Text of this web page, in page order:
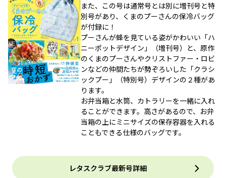
また、この号は通常号とは別に増刊号と特
別号があり、くまのプーさんの保冷バッグ
が付録に！
プーさんが蜂を見ている姿がかわいい「ハ
ニーポットデザイン」（増刊号）と、原作
のくまのプーさんやクリストファー・ロビ
ンなどの仲間たちが勢ぞろいした「クラシ
ックプー」（特別号）デザインの２種があ
ります。
お弁当箱と水筒、カトラリーを一緒に入れ
ることができます。高さがあるので、お弁
当箱の上にミニサイズの保存容器を入れる
こともできる仕様のバッグです。
レタスクラブ最新号詳細